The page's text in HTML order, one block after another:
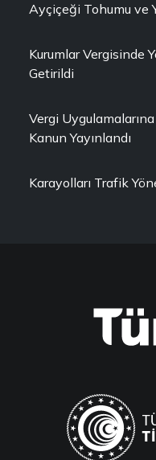
Ayçiçeği Tohumu ve
Kurumlar Vergisinde
Getirildi
Vergi
Kanun Yayınlandı
Karayolları Trafik